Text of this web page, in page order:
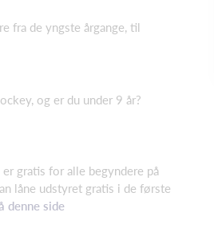
fra de yngste årgange, til
og er du under 9 år?
gratis for alle begyndere på
låne udstyret gratis i de første
denne side